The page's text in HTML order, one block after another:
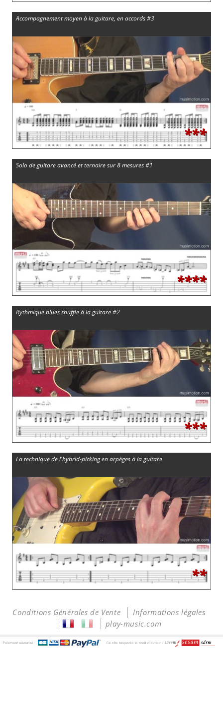
Accompagnement moyen à la guitare, en accords #3
***
Solo de guitare avancé et ternaire sur 8 mesures #1
****
Rythmique blues shuffle à la guitare #2
***
La technique de l'hybrid-picking en arpèges à la guitare
**
Conditions Générales de Vente
Informations légales
play-music.com